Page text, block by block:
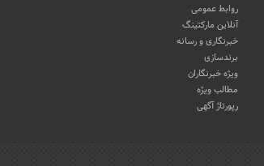
روابط عمومی
آنلاین مارکتینگ
خبرنگاری و رسانه
برندسازی
ویژه خبرنگاران
مطالب ویژه
رپورتاژ آگهی